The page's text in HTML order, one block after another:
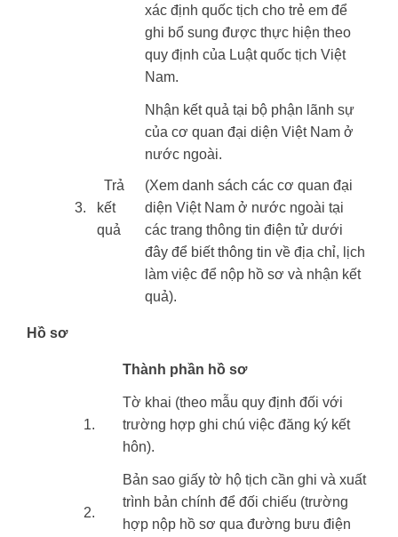
xác định quốc tịch cho trẻ em để
ghi bổ sung được thực hiện theo
quy định của Luật quốc tịch Việt
Nam.
3.
Trả
kết
quả
Nhận kết quả tại bộ phận lãnh sự
của cơ quan đại diện Việt Nam ở
nước ngoài.
(Xem danh sách các cơ quan đại
diện Việt Nam ở nước ngoài tại
các trang thông tin điện tử dưới
đây để biết thông tin về địa chỉ, lịch
làm việc để nộp hồ sơ và nhận kết
quả).
Hồ sơ
​Thành phần hồ sơ
​1.
Tờ khai (theo mẫu quy định đối với
trường hợp ghi chú việc đăng ký kết
hôn).
​2.
Bản sao giấy tờ hộ tịch cần ghi và xuất
trình bản chính để đối chiếu (trường
hợp nộp hồ sơ qua đường bưu điện